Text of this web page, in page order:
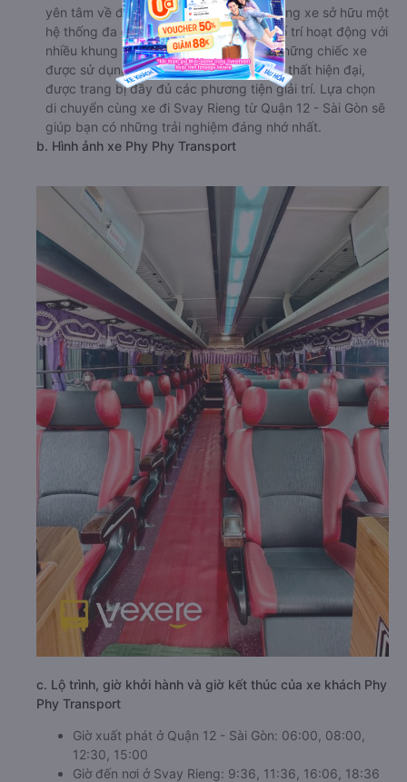
yên tâm về độ uy tín của nhà xe này. Hãng xe sở hữu một
hệ thống đa dạng các dòng xe, được bố trí hoạt động với
nhiều khung giờ xuất bến trong ngày. Những chiếc xe
được sử dụng hầu hết đều là xe mới, nội thất hiện đại,
được trang bị đầy đủ các phương tiện giải trí. Lựa chọn
di chuyển cùng xe đi Svay Rieng từ Quận 12 - Sài Gòn sẽ
giúp bạn có những trải nghiệm đáng nhớ nhất.
b. Hình ảnh xe Phy Phy Transport
c. Lộ trình, giờ khởi hành và giờ kết thúc của xe khách Phy
Phy Transport
Giờ xuất phát ở Quận 12 - Sài Gòn: 06:00, 08:00,
12:30, 15:00
Giờ đến nơi ở Svay Rieng: 9:36, 11:36, 16:06, 18:36